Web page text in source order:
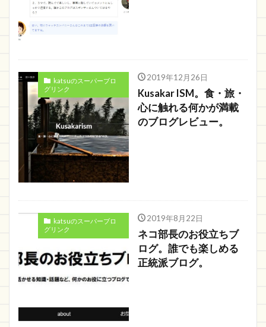
katsuのスーパーブロ
グリンク
2019年12月26日
Kusakar ISM。食・旅・
心に触れる何かが満載
のブログレビュー。
katsuのスーパーブロ
グリンク
2019年8月22日
ネコ部長のお役立ちブ
ログ。誰でも楽しめる
正統派ブログ。